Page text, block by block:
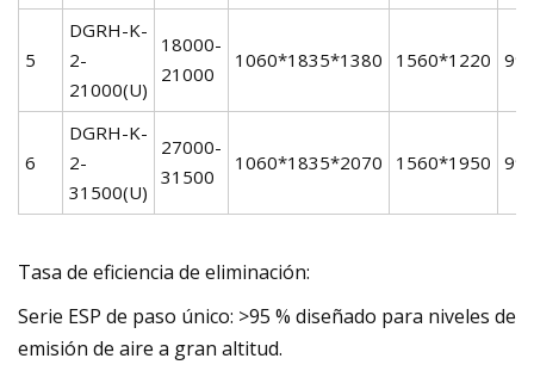
5
DGRH-K-
2-
21000(U)
18000-
21000
1060*1835*1380 1560*1220
6
DGRH-K-
2-
31500(U)
27000-
31500
1060*1835*2070 1560*1950
Tasa de eficiencia de eliminación:
Serie ESP de paso único: >95 % diseñado para niveles de
emisión de aire a gran altitud.